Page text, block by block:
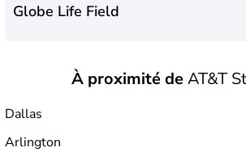
Globe Life Field
À proximité deAT&T
Dallas
Arlington